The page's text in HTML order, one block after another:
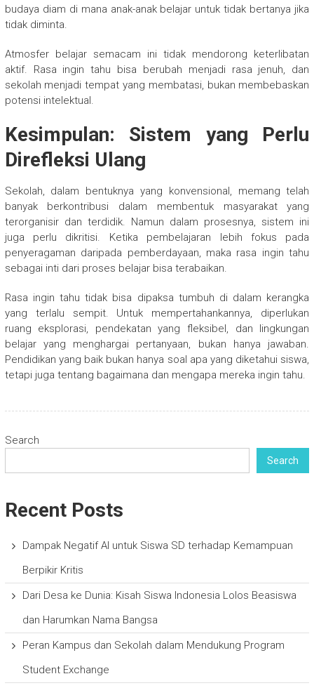
budaya diam di mana anak-anak belajar untuk tidak bertanya jika
tidak diminta.
Atmosfer belajar semacam ini tidak mendorong keterlibatan
aktif. Rasa ingin tahu bisa berubah menjadi rasa jenuh, dan
sekolah menjadi tempat yang membatasi, bukan membebaskan
potensi intelektual.
Kesimpulan: Sistem yang Perlu
Direfleksi Ulang
Sekolah, dalam bentuknya yang konvensional, memang telah
banyak berkontribusi dalam membentuk masyarakat yang
terorganisir dan terdidik. Namun dalam prosesnya, sistem ini
juga perlu dikritisi. Ketika pembelajaran lebih fokus pada
penyeragaman daripada pemberdayaan, maka rasa ingin tahu
sebagai inti dari proses belajar bisa terabaikan.
Rasa ingin tahu tidak bisa dipaksa tumbuh di dalam kerangka
yang terlalu sempit. Untuk mempertahankannya, diperlukan
ruang eksplorasi, pendekatan yang fleksibel, dan lingkungan
belajar yang menghargai pertanyaan, bukan hanya jawaban.
Pendidikan yang baik bukan hanya soal apa yang diketahui siswa,
tetapi juga tentang bagaimana dan mengapa mereka ingin tahu.
Search
Search
Recent Posts
Dampak Negatif AI untuk Siswa SD terhadap Kemampuan
Berpikir Kritis
Dari Desa ke Dunia: Kisah Siswa Indonesia Lolos Beasiswa
dan Harumkan Nama Bangsa
Peran Kampus dan Sekolah dalam Mendukung Program
Student Exchange